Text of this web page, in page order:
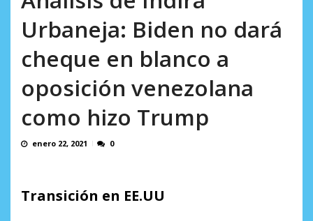
Urbaneja: Biden no dará
cheque en blanco a
oposición venezolana
como hizo Trump
enero 22, 2021 0
Transición en EE.UU